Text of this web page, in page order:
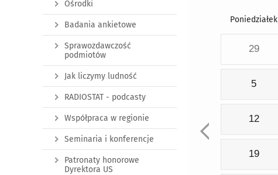
Poniedziałek
29
5
12
19
Ośrodki
Badania ankietowe
Sprawozdawczość
podmiotów
Jak liczymy ludność
RADIOSTAT - podcasty
Współpraca w regionie
Seminaria i konferencje
Patronaty honorowe
Dyrektora US